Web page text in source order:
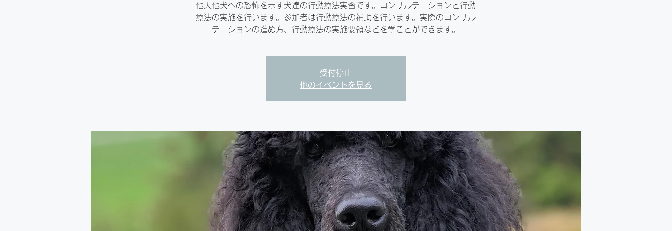
他人他犬への恐怖を示す犬達の行動療法実習です。コンサルテーションと行動
療法の実施を行います。参加者は行動療法の補助を行います。実際のコンサル
テーションの進め方、行動療法の実施要領などを学ことができます。
受付停止
他のイベントを見る